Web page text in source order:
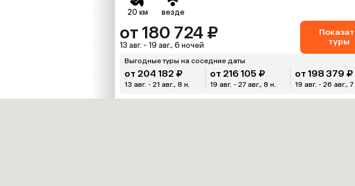
20 км везде
от 180 724 ₽
13 авг. - 19 авг., 6 ночей
туры
Выгодные туры на соседние даты
от 204 182 ₽
13 авг. - 21 авг., 8 н.
от 216 105 ₽
19 авг. - 27 авг., 8 н.
от 198 379 ₽
19 авг. - 26 авг., 7